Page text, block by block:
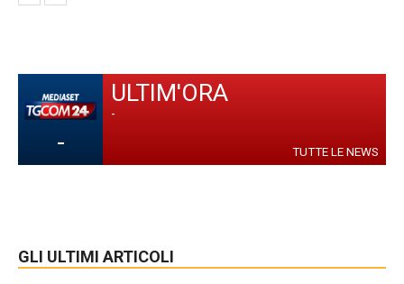
-
ULTIM'ORA
-
TUTTE LE NEWS
GLI ULTIMI ARTICOLI